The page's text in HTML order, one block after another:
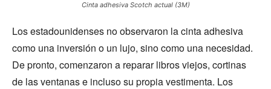
Cinta adhesiva Scotch actual (3M)
Los estadounidenses no observaron la cinta adhesiva
como una inversión o un lujo, sino como una necesidad.
De pronto, comenzaron a reparar libros viejos, cortinas
de las ventanas e incluso su propia vestimenta. Los